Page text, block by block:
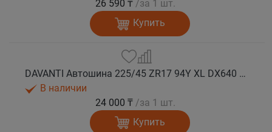
26 590 ₸ /за 1 шт.
Купить
DAVANTI Автошина 225/45 ZR17 94Y XL DX640 RPR лето
В наличии
24 000 ₸ /за 1 шт.
Купить